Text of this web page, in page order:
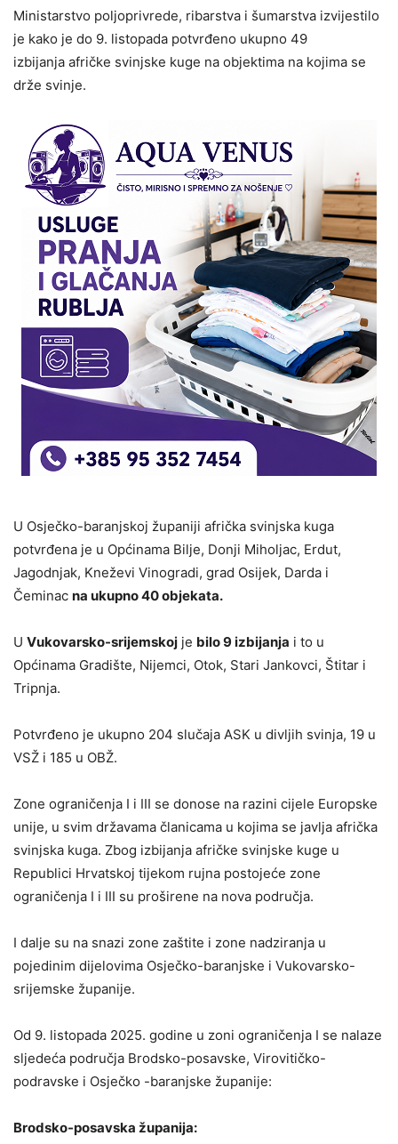
Ministarstvo poljoprivrede, ribarstva i šumarstva izvijestilo
je kako je do 9. listopada potvrđeno ukupno 49
izbijanja afričke svinjske kuge na objektima na kojima se
drže svinje.
U Osječko-baranjskoj županiji afrička svinjska kuga
potvrđena je u Općinama Bilje, Donji Miholjac, Erdut,
Jagodnjak, Kneževi Vinogradi, grad Osijek, Darda i
Čeminac na ukupno 40 objekata.
U Vukovarsko-srijemskoj je bilo 9 izbijanja i to u
Općinama Gradište, Nijemci, Otok, Stari Jankovci, Štitar i
Tripnja.
Potvrđeno je ukupno 204 slučaja ASK u divljih svinja, 19 u
VSŽ i 185 u OBŽ.
Zone ograničenja I i III se donose na razini cijele Europske
unije, u svim državama članicama u kojima se javlja afrička
svinjska kuga. Zbog izbijanja afričke svinjske kuge u
Republici Hrvatskoj tijekom rujna postojeće zone
ograničenja I i III su proširene na nova područja.
I dalje su na snazi zone zaštite i zone nadziranja u
pojedinim dijelovima Osječko-baranjske i Vukovarsko-
srijemske županije.
Od 9. listopada 2025. godine u zoni ograničenja I se nalaze
sljedeća područja Brodsko-posavske, Virovitičko-
podravske i Osječko -baranjske županije:
Brodsko-posavska županija: